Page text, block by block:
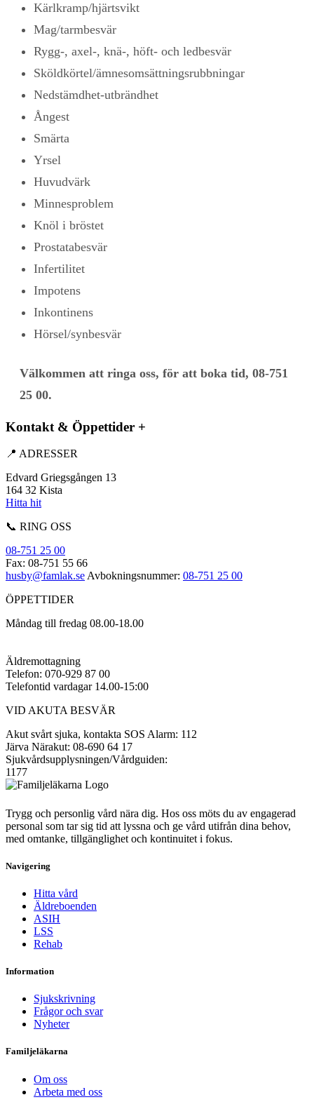
Kärlkramp/hjärtsvikt
Mag/tarmbesvär
Rygg-, axel-, knä-, höft- och ledbesvär
Sköldkörtel/ämnesomsättningsrubbningar
Nedstämdhet-utbrändhet
Ångest
Smärta
Yrsel
Huvudvärk
Minnesproblem
Knöl i bröstet
Prostatabesvär
Infertilitet
Impotens
Inkontinens
Hörsel/synbesvär
Välkommen att ringa oss, för att boka tid, 08-751
25 00.
Kontakt & Öppettider +
📍 ADRESSER
Edvard Griegsgången 13
164 32 Kista
Hitta hit
📞 RING OSS
08-751 25 00
Fax: 08-751 55 66
husby@famlak.seAvbokningsnummer: 08-751 25 00
ÖPPETTIDER
Måndag till fredag 08.00-18.00
Äldremottagning
Telefon: 070-929 87 00
Telefontid vardagar 14.00-15:00
VID AKUTA BESVÄR
Akut svårt sjuka, kontakta SOS Alarm: 112
Järva Närakut: 08-690 64 17
Sjukvårdsupplysningen/Vårdguiden:
1177
Trygg och personlig vård nära dig. Hos oss möts du av engagerad
personal som tar sig tid att lyssna och ge vård utifrån dina behov,
med omtanke, tillgänglighet och kontinuitet i fokus.
Navigering
Hitta vård
Äldreboenden
ASIH
LSS
Rehab
Information
Sjukskrivning
Frågor och svar
Nyheter
Familjeläkarna
Om oss
Arbeta med oss